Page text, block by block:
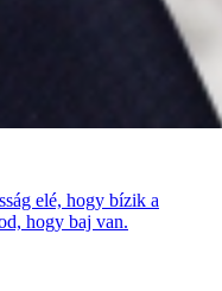
elé, hogy bízik a
hogy baj van.